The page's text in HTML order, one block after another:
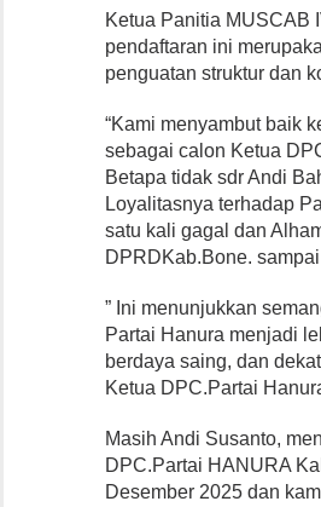
Ketua Panitia MUSCAB
pendaftaran ini
penguatan struktur dan
“Kami menyambut baik
sebagai calon Ketua
Betapa tidak sdr Andi
Loyalitasnya terhadap
satu kali gagal dan
DPRDKab.Bone.
” Ini menunjukkan
Partai Hanura menjadi
berdaya saing, dan
Ketua DPC.Partai
Masih Andi Susanto,
DPC.Partai HANURA
Desember 2025 dan